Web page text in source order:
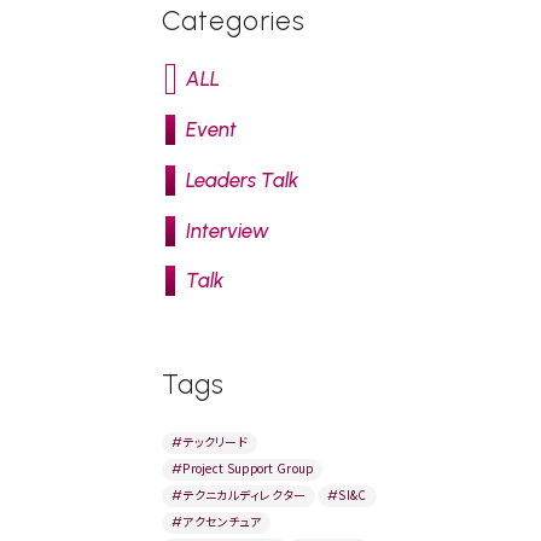
Categories
ALL
Event
Leaders Talk
Interview
Talk
Tags
#テックリード
#Project Support Group
#テクニカルディレクター #SI&C
#アクセンチュア